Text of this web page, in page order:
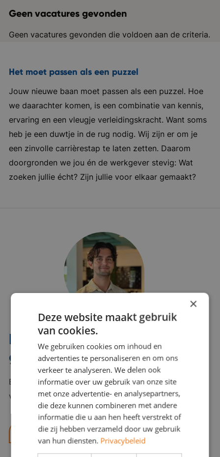
Geen vacatures gevonden
Geen vacatures gevonden die voldoen aan de criteria.
Het moet passen als een puzzel
Jouw nieuwe baan moet passen als een puzzel. Hoe
we daarachter komen, is een combinatie van kennis,
ervaring en een vleugje verleidingskracht. Want soms
heb je een duwtje in de rug nodig. Wij zijn er om je
een zinvolle carrièrestap te laten zetten. Daarom
doorgronden we jou én de werkgever stevig: Wat
zoeken jullie écht? Zijn jullie voor elkaar gemaakt?
Interesse? Benno helpt je
graag verder!
Bel of mail Benno met al jouw vragen. Benno staat
voor je klaar en helpt je graag!
benno@viajou.nl
×
Deze website maakt gebruik
van cookies.
We gebruiken cookies om inhoud en
advertenties te personaliseren en om ons
verkeer te analyseren. We delen ook
informatie over uw gebruik van onze site
met onze advertentie- en analysepartners,
die deze kunnen combineren met andere
informatie die u aan hen heeft verstrekt of
die zij hebben verzameld door uw gebruik
van hun diensten. Privacybeleid